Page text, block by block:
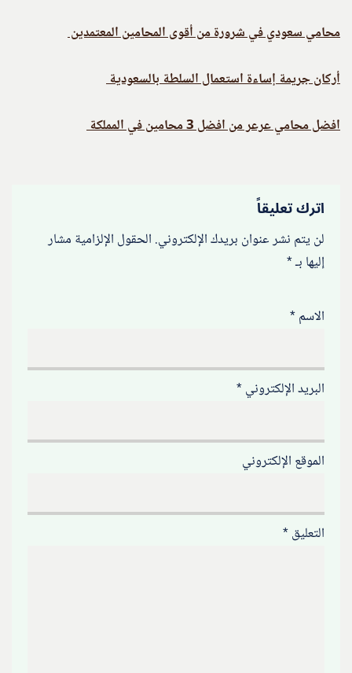
محامي سعودي في شرورة من أقوى المحامين المعتمدين
أركان جريمة إساءة استعمال السلطة بالسعودية
افضل محامي عرعر من افضل 3 محامين في المملكة
اترك تعليقاً
لن يتم نشر عنوان بريدك الإلكتروني. الحقول الإلزامية مشار
إليها بـ*
الاسم*
البريد الإلكتروني*
الموقع الإلكتروني
التعليق*